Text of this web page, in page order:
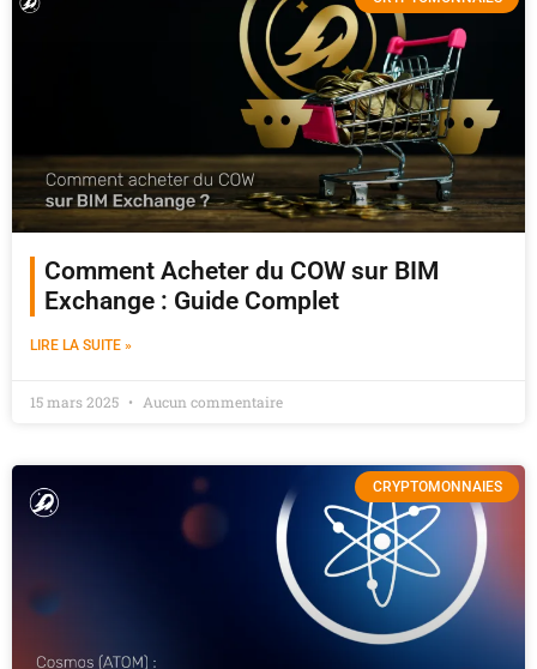
Comment Acheter du COW sur BIM
Exchange : Guide Complet
LIRE LA SUITE »
15 mars 2025 Aucun commentaire
CRYPTOMONNAIES